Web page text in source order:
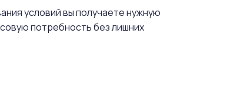
условий вы получаете нужную
потребность без лишних